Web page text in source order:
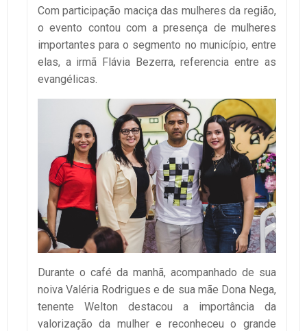
Com participação maciça das mulheres da região,
o evento contou com a presença de mulheres
importantes para o segmento no município, entre
elas, a irmã Flávia Bezerra, referencia entre as
evangélicas.
Durante o café da manhã, acompanhado de sua
noiva Valéria Rodrigues e de sua mãe Dona Nega,
tenente Welton destacou a importância da
valorização da mulher e reconheceu o grande